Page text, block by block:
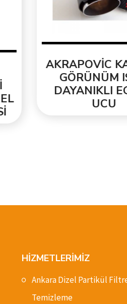
AKRAPOVİC
GÖRÜNÜM
DAYANIKLI
UCU
HİZMETLERİMİZ
Ankara Dizel Partikül
Temizleme